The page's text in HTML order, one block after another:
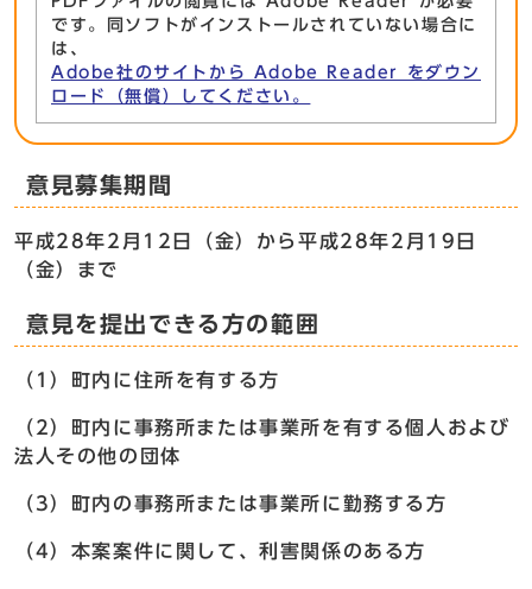
です。同ソフトがインストールされていない場合に
は、
Adobe社のサイトから Adobe Reader をダウン
ロード（無償）してください。
意見募集期間
平成28年2月12日（金）から平成28年2月19日
（金）まで
意見を提出できる方の範囲
（1）町内に住所を有する方
（2）町内に事務所または事業所を有する個人および
法人その他の団体
（3）町内の事務所または事業所に勤務する方
（4）本案案件に関して、利害関係のある方